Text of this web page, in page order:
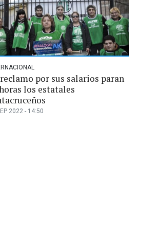
por sus salarios paran
los estatales
2022 - 14:50